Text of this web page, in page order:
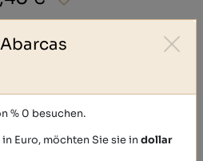
% 0 besuchen.
Euro, möchten Sie sie indollar